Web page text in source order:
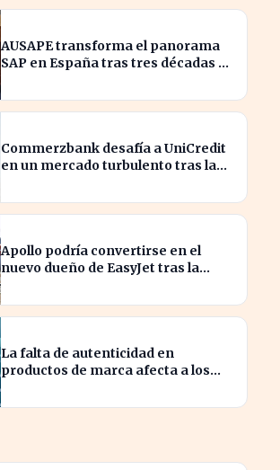
AUSAPE transforma el panorama
SAP en España tras tres décadas de
Commerzbank desafía a UniCredit
en un mercado turbulento tras la
Apollo podría convertirse en el
nuevo dueño de EasyJet tras la
La falta de autenticidad en
productos de marca afecta a los